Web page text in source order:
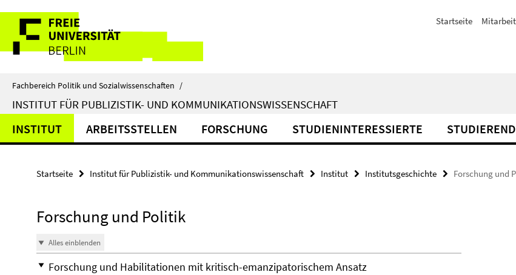
direkt
Inhalt
Service-
Navigation
Startseite
Fachbereich Politik und Sozialwissenschaften /
INSTITUT FÜR PUBLIZISTIK- UND KOMMUNIKATIONSWISSENSCHAFT
INSTITUT ARBEITSSTELLEN FORSCHUNG STUDIENINTERESSIERTE
Startseite Institut für Publizistik- und Kommunikationswissenschaft Institut Institutsgeschichte Forschung und
Forschung und Politik
Alles einblenden
Forschung und Habilitationen mit kritisch-emanzipatorischem Ansatz